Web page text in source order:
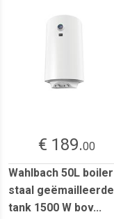
€ 189.00
Wahlbach 50L boiler
staal geëmailleerde
tank 1500 W bov...